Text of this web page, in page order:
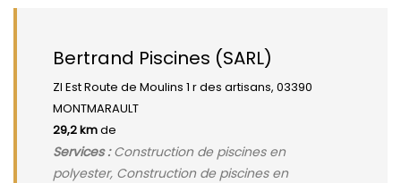
Bertrand Piscines (SARL)
ZI Est Route de Moulins 1 r des artisans, 03390
MONTMARAULT
29,2 kmde
Services :Construction de piscines en
polyester, Construction de piscines en